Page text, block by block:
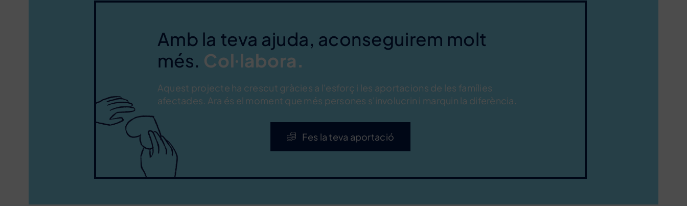
Amb la teva ajuda, aconseguirem molt
més. Col·labora.
Aquest projecte ha crescut gràcies a l'esforç i les aportacions de les famílies
afectades. Ara és el moment que més persones s'involucrin i marquin la diferència.
Fes la teva aportació